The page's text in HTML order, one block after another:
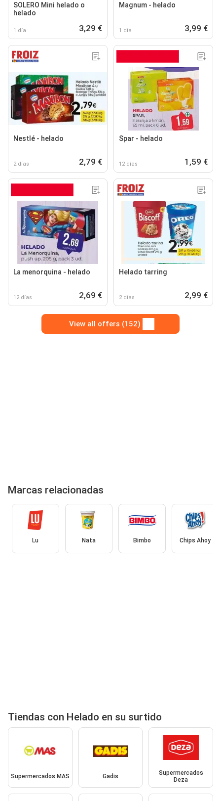
SOLERO Mini helado o
helado
1 día 3,29 €
Magnum - helado
1 día 3,99 €
Nestlé - helado
2 días 2,79 €
Spar - helado
12 días 1,59 €
La menorquina - helado
12 días 2,69 €
Helado tarring
2 días 2,99 €
View all offers (152)
Marcas relacionadas
Lu Nata Bimbo Chips Ahoy
Tiendas con Helado en su surtido
Supermercados MAS Gadis
Supermercados
Deza